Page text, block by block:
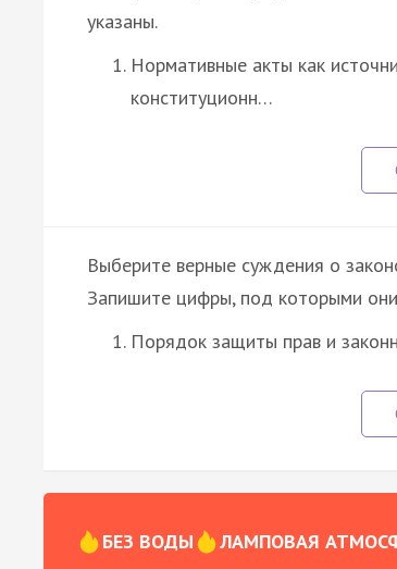
указаны.
Нормативные акты как
конституционн…
Выберите верные суждения о
Запишите цифры, под которыми
Порядок защиты прав и
БЕЗ ВОДЫ ЛАМПОВАЯ